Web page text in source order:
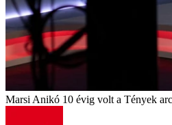
Marsi Anikó 10 évig volt a Tények